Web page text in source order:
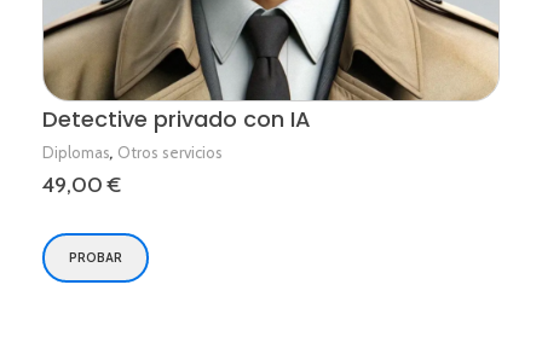
Detective privado con IA
Diplomas, Otros servicios
49,00€
PROBAR